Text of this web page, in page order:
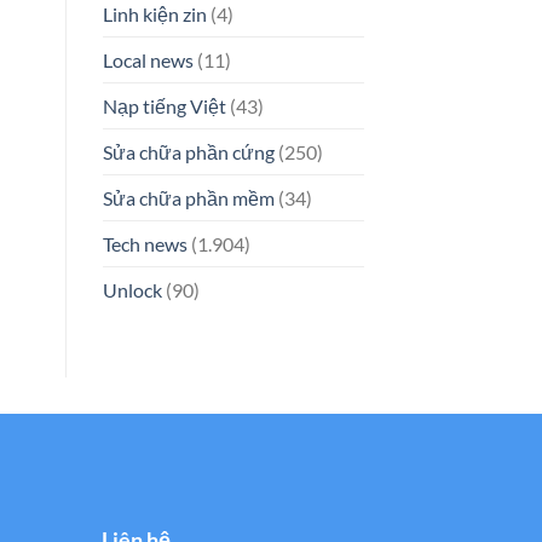
Linh kiện zin (4)
Local news(11)
Nạp tiếng Việt(43)
Sửa chữa phần cứng(250)
Sửa chữa phần mềm(34)
Tech news(1.904)
Unlock(90)